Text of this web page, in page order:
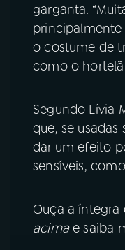
garganta.
o costume de
como o hortelã
Segundo Lívia
que, se
dar um efeito
sensíveis,
Ouça a
acimae saiba